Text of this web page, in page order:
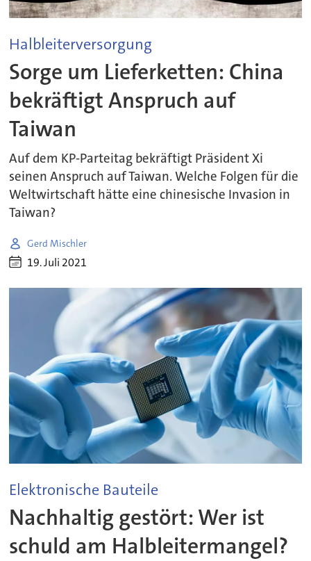
Halbleiterversorgung
Sorge um Lieferketten: China
bekräftigt Anspruch auf
Taiwan
Auf dem KP-Parteitag bekräftigt Präsident Xi
seinen Anspruch auf Taiwan. Welche Folgen für die
Weltwirtschaft hätte eine chinesische Invasion in
Taiwan?
Gerd Mischler
19. Juli 2021
Elektronische Bauteile
Nachhaltig gestört: Wer ist
schuld am Halbleitermangel?